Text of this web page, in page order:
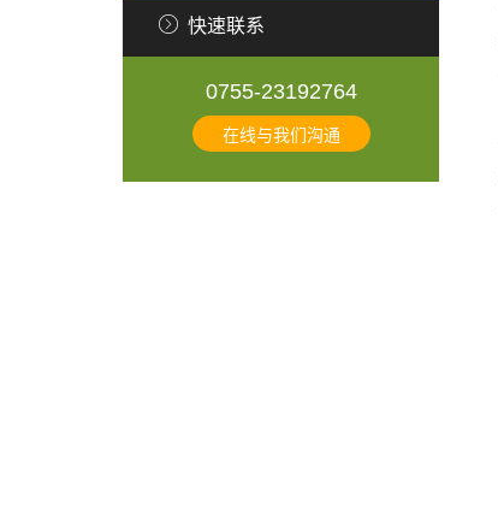
快速联系
0755-23192764
在线与我们沟通